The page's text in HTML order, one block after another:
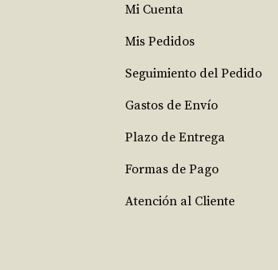
Mi Cuenta
Mis Pedidos
Seguimiento del Pedido
Gastos de Envío
Plazo de Entrega
Formas de Pago
Atención al Cliente